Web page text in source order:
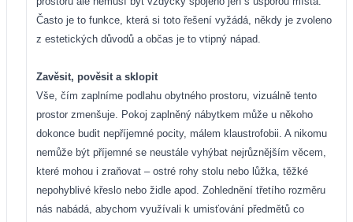
Často je to funkce, která si toto řešení vyžádá, někdy je zvoleno
z estetických důvodů a občas je to vtipný nápad.
Zavěsit, pověsit a sklopit
Vše, čím zaplníme podlahu obytného prostoru, vizuálně tento
prostor zmenšuje. Pokoj zaplněný nábytkem může u někoho
dokonce budit nepříjemné pocity, málem klaustrofobii. A nikomu
nemůže být příjemné se neustále vyhýbat nejrůznějším věcem,
které mohou i zraňovat – ostré rohy stolu nebo lůžka, těžké
nepohyblivé křeslo nebo židle apod. Zohlednění třetího rozměru
nás nabádá, abychom využívali k umisťování předmětů co